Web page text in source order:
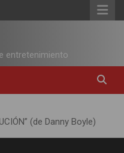
entretenimiento
(de Danny Boyle)